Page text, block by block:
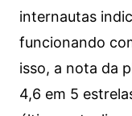
internautas
funcionando
isso, a nota da
4,6 em 5